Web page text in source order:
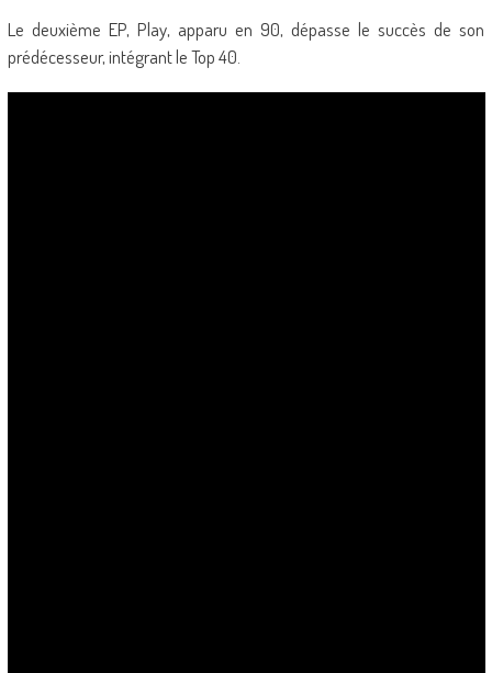
Le deuxième EP, Play, apparu en 90, dépasse le succès de son
prédécesseur, intégrant le Top 40.